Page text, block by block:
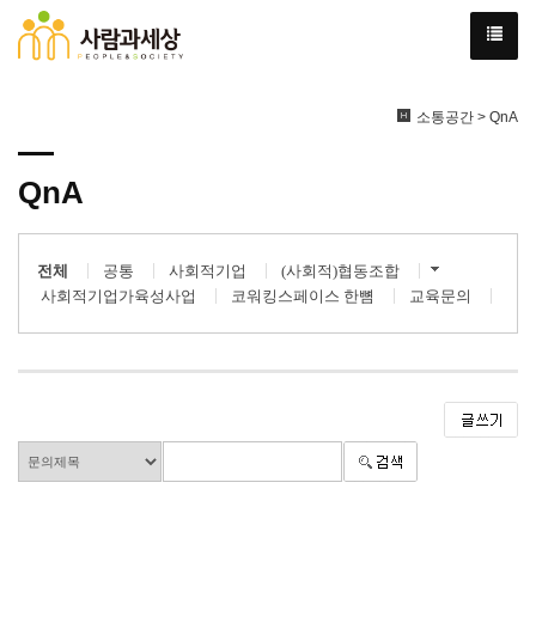
소통공간 > QnA
QnA
전체 공통 사회적기업
(사회적)협동조합
사회적기업가육성사업
코워킹스페이스 한뼘 교육문의